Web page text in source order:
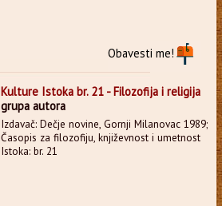
Obavesti me!
Kulture Istoka br. 21 - Filozofija i religija
grupa autora
Izdavač: Dečje novine, Gornji Milanovac 1989;
Časopis za filozofiju, književnost i umetnost
Istoka: br. 21